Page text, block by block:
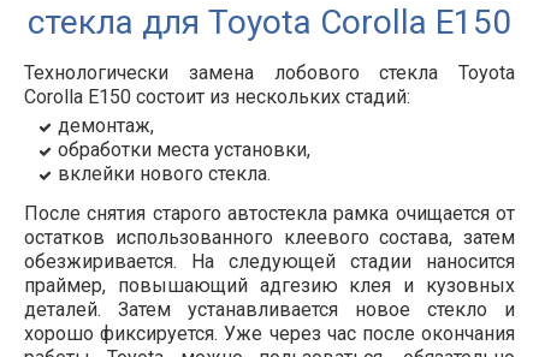
стекла для Toyota Corolla E150
Технологически замена лобового стекла Toyota
Corolla E150 состоит из нескольких стадий:
демонтаж,
обработки места установки,
вклейки нового стекла.
После снятия старого автостекла рамка очищается от
остатков использованного клеевого состава, затем
обезжиривается. На следующей стадии наносится
праймер, повышающий адгезию клея и кузовных
деталей. Затем устанавливается новое стекло и
хорошо фиксируется. Уже через час после окончания